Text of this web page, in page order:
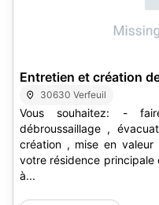
Entretien et création
30630 Verfeuil
Vous souhaitez: -
débroussaillage ,
création , mise en valeur du jardin...
votre résidence principale ou
à...